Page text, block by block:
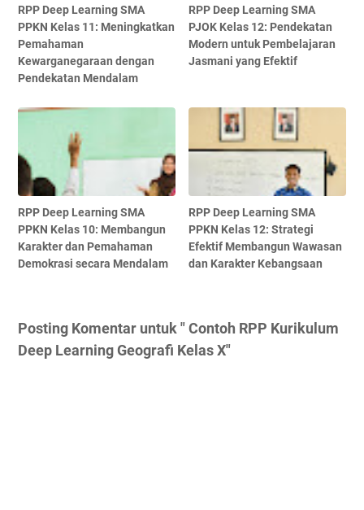
RPP Deep Learning SMA
PPKN Kelas 11: Meningkatkan
Pemahaman
Kewarganegaraan dengan
Pendekatan Mendalam
RPP Deep Learning SMA
PJOK Kelas 12: Pendekatan
Modern untuk Pembelajaran
Jasmani yang Efektif
RPP Deep Learning SMA
PPKN Kelas 10: Membangun
Karakter dan Pemahaman
Demokrasi secara Mendalam
RPP Deep Learning SMA
PPKN Kelas 12: Strategi
Efektif Membangun Wawasan
dan Karakter Kebangsaan
Posting Komentar untuk " Contoh RPP Kurikulum
Deep Learning Geografi Kelas X"